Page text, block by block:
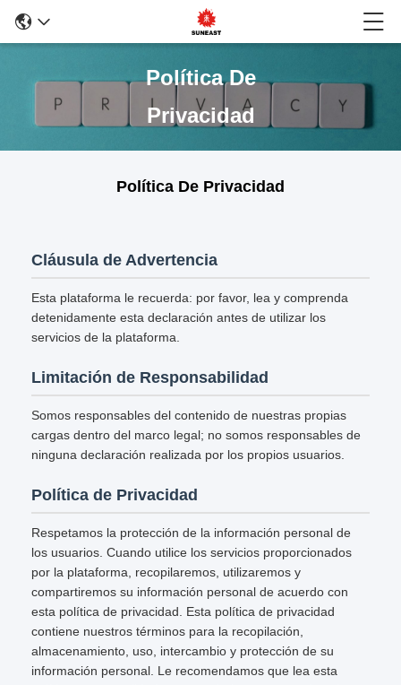
Política De
Privacidad
Política De Privacidad
Cláusula de Advertencia
Esta plataforma le recuerda: por favor, lea y comprenda
detenidamente esta declaración antes de utilizar los
servicios de la plataforma.
Limitación de Responsabilidad
Somos responsables del contenido de nuestras propias
cargas dentro del marco legal; no somos responsables de
ninguna declaración realizada por los propios usuarios.
Política de Privacidad
Respetamos la protección de la información personal de
los usuarios. Cuando utilice los servicios proporcionados
por la plataforma, recopilaremos, utilizaremos y
compartiremos su información personal de acuerdo con
esta política de privacidad. Esta política de privacidad
contiene nuestros términos para la recopilación,
almacenamiento, uso, intercambio y protección de su
información personal. Le recomendamos que lea esta